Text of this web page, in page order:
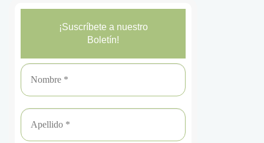
¡Suscríbete a nuestro
Boletín!